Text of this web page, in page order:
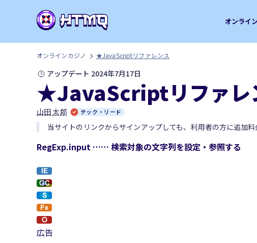
オンライ
オンラインカジノ ★JavaScriptリファレンス
アップデート 2024年7月17日
★JavaScriptリファレ
山田 太郎 テック・リード
当サイトのリンクからサインアップしても、利用者の方に追加
RegExp.input …… 検索対象の文字列を設定・参照する
広告